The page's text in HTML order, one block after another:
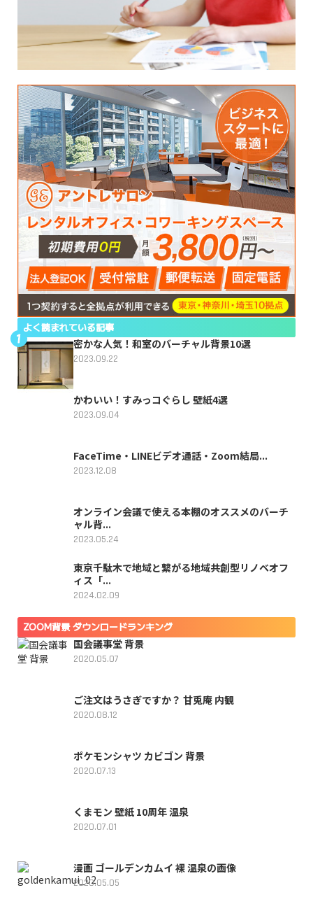
よく読まれている記事
密かな人気！和室のバーチャル背景10選
2023.09.22
かわいい！すみっコぐらし 壁紙4選
2023.09.04
FaceTime・LINEビデオ通話・Zoom結局...
2023.12.08
オンライン会議で使える本棚のオススメのバーチ
ャル背...
2023.05.24
東京千駄木で地域と繋がる地域共創型リノベオフ
ィス「...
2024.02.09
ZOOM背景 ダウンロードランキング
国会議事堂 背景
2020.05.07
ご注文はうさぎですか？ 甘兎庵 内観
2020.08.12
ポケモンシャツ カビゴン 背景
2020.07.13
くまモン 壁紙 10周年 温泉
2020.07.01
漫画 ゴールデンカムイ 裸 温泉の画像
2020.05.05